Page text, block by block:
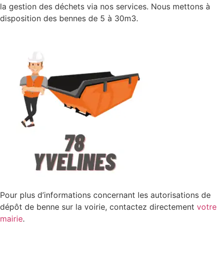
la gestion des déchets via nos services. Nous mettons à
disposition des bennes de 5 à 30m3.
Pour plus d’informations concernant les autorisations de
dépôt de benne sur la voirie, contactez directement votre
mairie.